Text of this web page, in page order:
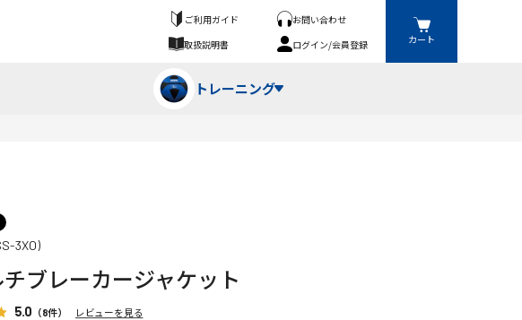
ご利用ガイド
お問い合わせ
取扱説明書
ログイン/会員登録 カート
ベスト
トレーニング
ミニハードル・ハードル
3XO)
チブレーカージャケット
5.0 （8件） レビューを見る